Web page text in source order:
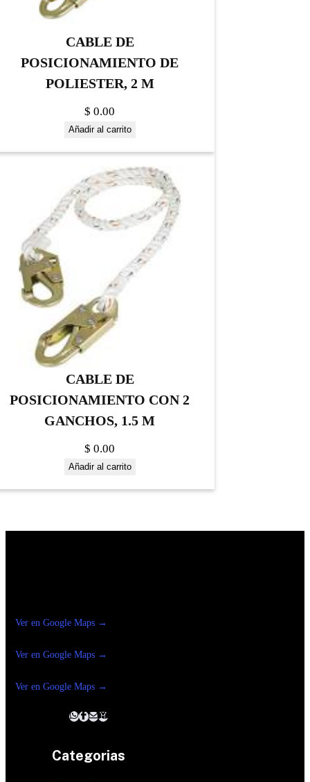
CABLE DE
POSICIONAMIENTO DE
POLIESTER, 2 M
$ 0.00
Añadir al carrito
CABLE DE
POSICIONAMIENTO CON 2
GANCHOS, 1.5 M
$ 0.00
Añadir al carrito
Ver en Google Maps →
Ver en Google Maps →
Ver en Google Maps →
Categorias